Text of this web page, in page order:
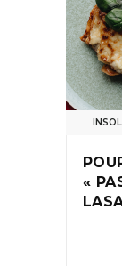
«